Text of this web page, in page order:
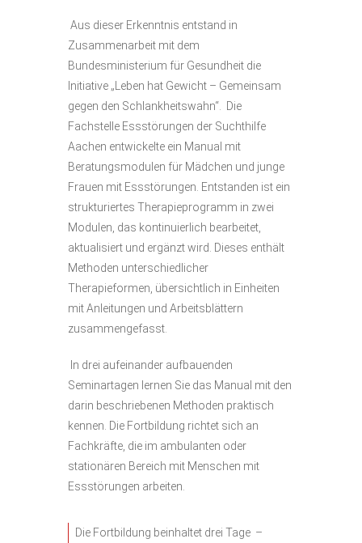
Aus dieser Erkenntnis entstand in
Zusammenarbeit mit dem
Bundesministerium für Gesundheit die
Initiative „Leben hat Gewicht – Gemeinsam
gegen den Schlankheitswahn“. Die
Fachstelle Essstörungen der Suchthilfe
Aachen entwickelte ein Manual mit
Beratungsmodulen für Mädchen und junge
Frauen mit Essstörungen. Entstanden ist ein
strukturiertes Therapieprogramm in zwei
Modulen, das kontinuierlich bearbeitet,
aktualisiert und ergänzt wird. Dieses enthält
Methoden unterschiedlicher
Therapieformen, übersichtlich in Einheiten
mit Anleitungen und Arbeitsblättern
zusammengefasst.
In drei aufeinander aufbauenden
Seminartagen lernen Sie das Manual mit den
darin beschriebenen Methoden praktisch
kennen. Die Fortbildung richtet sich an
Fachkräfte, die im ambulanten oder
stationären Bereich mit Menschen mit
Essstörungen arbeiten.
Die Fortbildung beinhaltet drei Tage –